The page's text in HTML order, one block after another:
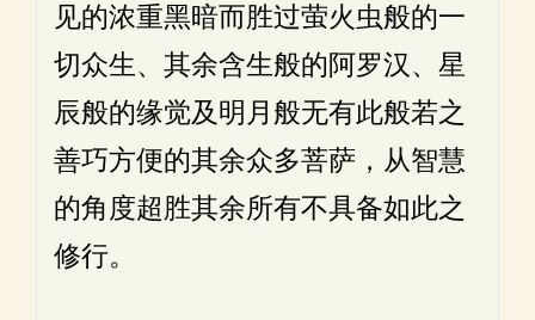
见的浓重黑暗而胜过萤火虫般的一
切众生、其余含生般的阿罗汉、星
辰般的缘觉及明月般无有此般若之
善巧方便的其余众多菩萨，从智慧
的角度超胜其余所有不具备如此之
修行。